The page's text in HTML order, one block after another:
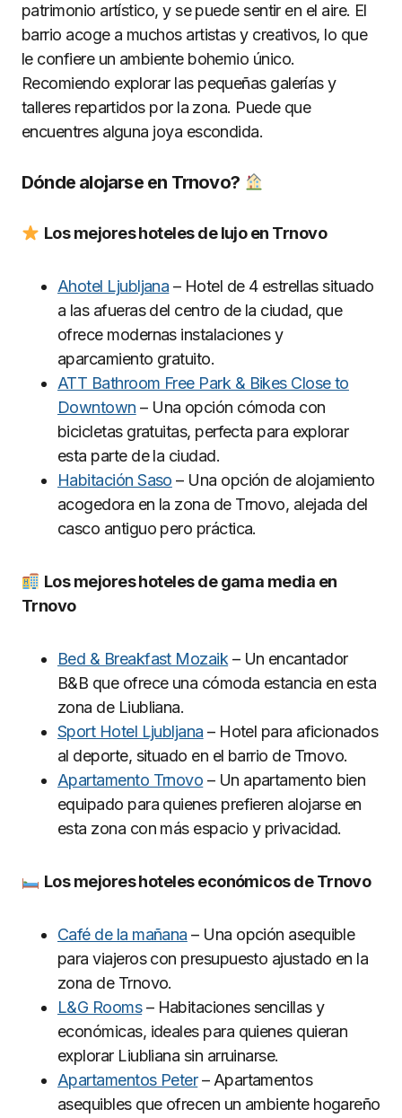
patrimonio artístico, y se puede sentir en el aire. El
barrio acoge a muchos artistas y creativos, lo que
le confiere un ambiente bohemio único.
Recomiendo explorar las pequeñas galerías y
talleres repartidos por la zona. Puede que
encuentres alguna joya escondida.
Dónde alojarse en Trnovo?
Los mejores hoteles de lujo en Trnovo
Ahotel Ljubljana – Hotel de 4 estrellas situado
a las afueras del centro de la ciudad, que
ofrece modernas instalaciones y
aparcamiento gratuito.
ATT Bathroom Free Park & Bikes Close to
Downtown – Una opción cómoda con
bicicletas gratuitas, perfecta para explorar
esta parte de la ciudad.
Habitación Saso – Una opción de alojamiento
acogedora en la zona de Trnovo, alejada del
casco antiguo pero práctica.
Los mejores hoteles de gama media en
Trnovo
Bed & Breakfast Mozaik – Un encantador
B&B que ofrece una cómoda estancia en esta
zona de Liubliana.
Sport Hotel Ljubljana – Hotel para aficionados
al deporte, situado en el barrio de Trnovo.
Apartamento Trnovo – Un apartamento bien
equipado para quienes prefieren alojarse en
esta zona con más espacio y privacidad.
Los mejores hoteles económicos de Trnovo
Café de la mañana – Una opción asequible
para viajeros con presupuesto ajustado en la
zona de Trnovo.
L&G Rooms– Habitaciones sencillas y
económicas, ideales para quienes quieran
explorar Liubliana sin arruinarse.
Apartamentos Peter– Apartamentos
asequibles que ofrecen un ambiente hogareño